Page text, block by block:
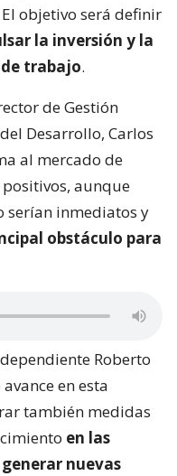
El objetivo será definir
la inversión y la
trabajo.
de Gestión
Desarrollo, Carlos
al mercado de
aunque
serían inmediatos y
obstáculo para
Roberto
en esta
también medidas
en las
nuevas